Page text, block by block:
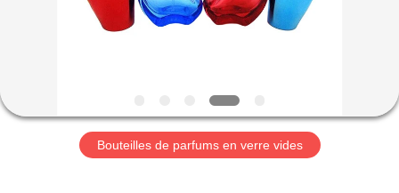
LE
SPECTACLE
Bouteilles de parfums en verre vides